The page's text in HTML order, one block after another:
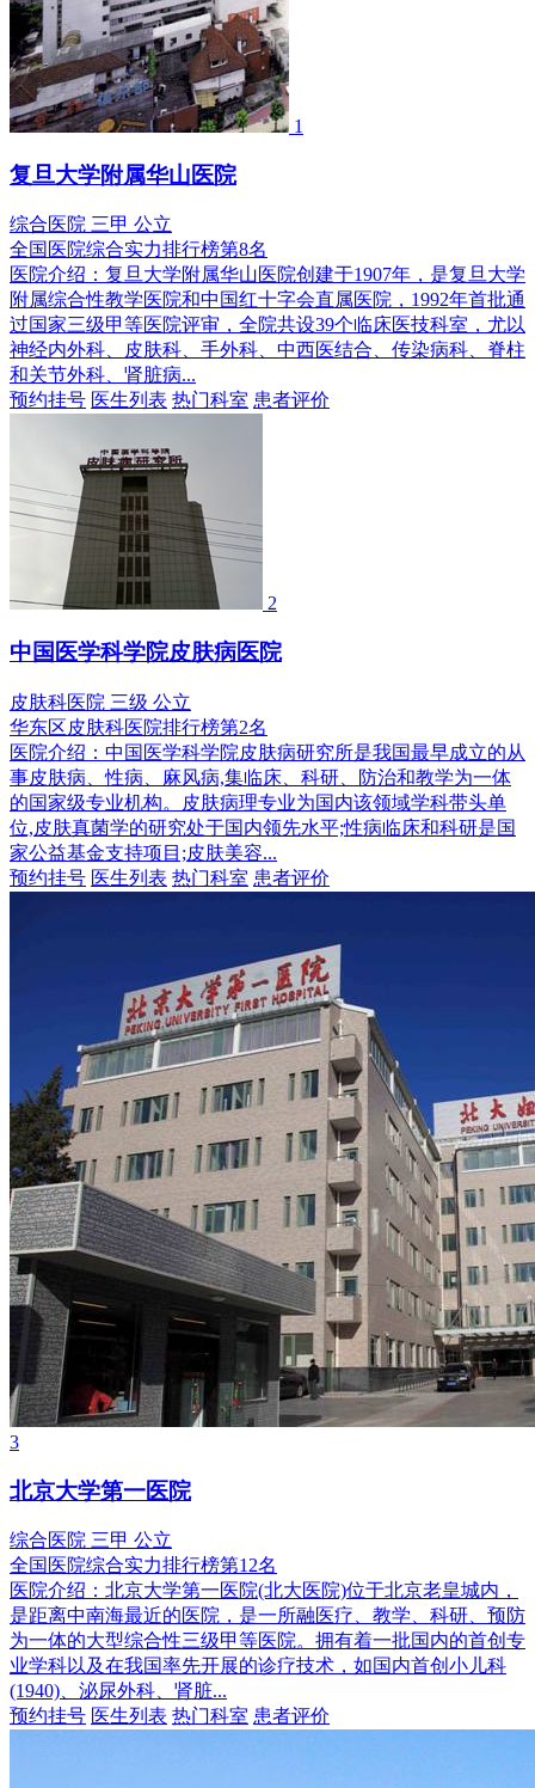
1
复旦大学附属华山医院
综合医院 三甲 公立
全国医院综合实力排行榜第8名
医院介绍： 复旦大学附属华山医院创建于1907年，是复旦大学
附属综合性教学医院和中国红十字会直属医院，1992年首批通
过国家三级甲等医院评审，全院共设39个临床医技科室，尤以
神经内外科、皮肤科、手外科、中西医结合、传染病科、脊柱
和关节外科、肾脏病...
预约挂号 医生列表 热门科室 患者评价
2
中国医学科学院皮肤病医院
皮肤科医院 三级 公立
华东区皮肤科医院排行榜第2名
医院介绍： 中国医学科学院皮肤病研究所是我国最早成立的从
事皮肤病、性病、麻风病,集临床、科研、防治和教学为一体
的国家级专业机构。皮肤病理专业为国内该领域学科带头单
位,皮肤真菌学的研究处于国内领先水平;性病临床和科研是国
家公益基金支持项目;皮肤美容...
预约挂号 医生列表 热门科室 患者评价
3
北京大学第一医院
综合医院 三甲 公立
全国医院综合实力排行榜第12名
医院介绍： 北京大学第一医院(北大医院)位于北京老皇城内，
是距离中南海最近的医院，是一所融医疗、教学、科研、预防
为一体的大型综合性三级甲等医院。拥有着一批国内的首创专
业学科以及在我国率先开展的诊疗技术，如国内首创小儿科
(1940)、泌尿外科、肾脏...
预约挂号 医生列表 热门科室 患者评价